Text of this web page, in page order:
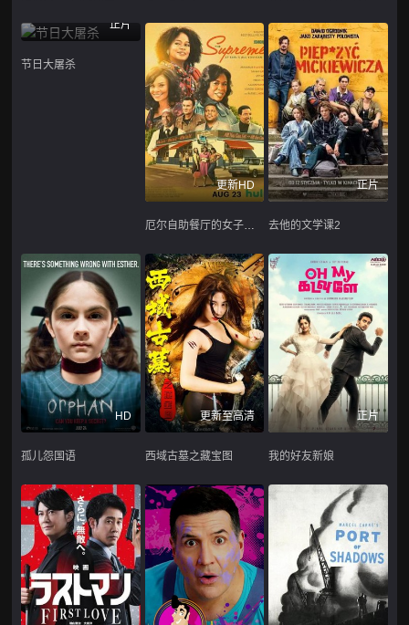
正片
节日大屠杀
更新HD
厄尔自助餐厅的女子天团
正片
去他的文学课2
HD
孤儿怨国语
更新至高清
西域古墓之藏宝图
正片
我的好友新娘